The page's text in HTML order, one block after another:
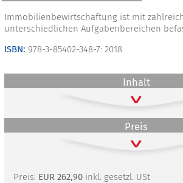
Immobilienbewirtschaftung ist mit
unterschiedlichen Aufgabenbereichen
ISBN: 978-3-85402-348-7: 2018
Inhalt
Preis
Preis: EUR 262,90 inkl. gesetzl. USt